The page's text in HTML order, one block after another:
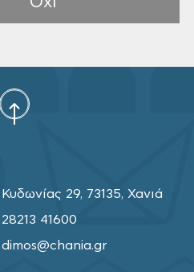
Κυδωνίας 29, 73135, Χανιά
28213 41600
dimos@chania.gr